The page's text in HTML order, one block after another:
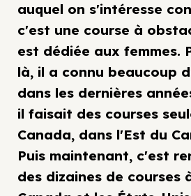
auquel on s'intéresse
c'est une course à
est dédiée aux femmes.
là, il a connu beaucoup
dans les dernières
il faisait des courses
Canada, dans l'Est du
Puis maintenant, c'est
des dizaines de courses